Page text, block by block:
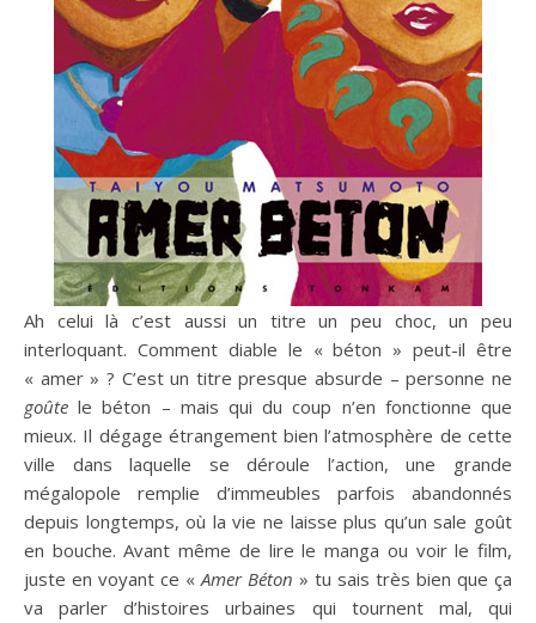
Ah celui là c’est aussi un titre un peu choc, un peu
interloquant. Comment diable le « béton » peut-il être
« amer » ? C’est un titre presque absurde – personne ne
goûte le béton – mais qui du coup n’en fonctionne que
mieux. Il dégage étrangement bien l’atmosphère de cette
ville dans laquelle se déroule l’action, une grande
mégalopole remplie d’immeubles parfois abandonnés
depuis longtemps, où la vie ne laisse plus qu’un sale goût
en bouche. Avant même de lire le manga ou voir le film,
juste en voyant ce «Amer Béton » tu sais très bien que ça
va parler d’histoires urbaines qui tournent mal, qui